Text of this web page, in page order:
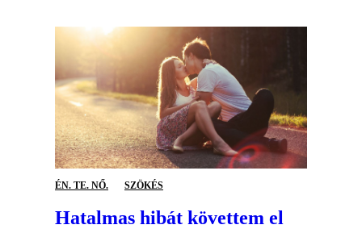
ÉN. TE. NŐ. SZÖKÉS
Hatalmas hibát követtem el